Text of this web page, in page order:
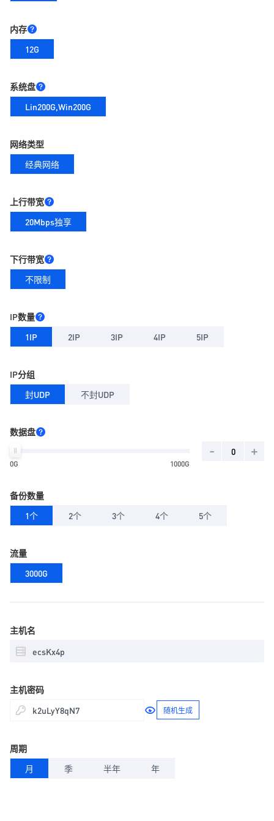
内存
12G
系统盘
Lin200G,Win200G
网络类型
经典网络
上行带宽
20Mbps独享
下行带宽
不限制
IP数量
1IP
2IP 3IP 4IP 5IP
IP分组
封UDP
不封UDP
数据盘
0G 1000G
- +
备份数量
1个
2个 3个 4个 5个
流量
3000G
主机名
主机密码
随机生成
周期
月
季 半年 年